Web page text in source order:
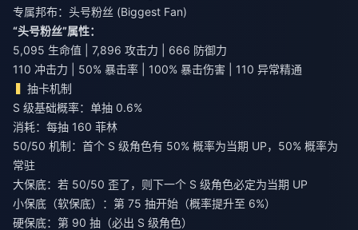
专属邦布：头号粉丝 (Biggest Fan)
“头号粉丝”属性：
5,095 生命值 | 7,896 攻击力 | 666 防御力
110 冲击力 | 50% 暴击率 | 100% 暴击伤害 | 110 异常精通
抽卡机制
S 级基础概率：单抽 0.6%
消耗：每抽 160 菲林
50/50 机制：首个 S 级角色有 50% 概率为当期 UP，50% 概率为
常驻
大保底：若 50/50 歪了，则下一个 S 级角色必定为当期 UP
小保底（软保底）：第 75 抽开始（概率提升至 6%）
硬保底：第 90 抽（必出 S 级角色）